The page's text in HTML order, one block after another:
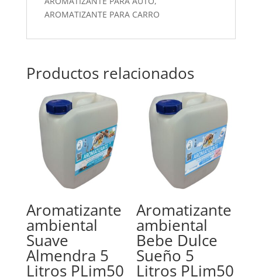
AROMATIZANTE PARA CARRO
Productos relacionados
Aromatizante
ambiental
Suave
Almendra 5
Litros PLim50
Aromatizante
ambiental
Bebe Dulce
Sueño 5
Litros PLim50